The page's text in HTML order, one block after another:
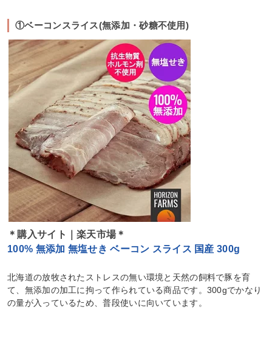
①ベーコンスライス(無添加・砂糖不使用)
＊購入サイト｜楽天市場＊
100% 無添加 無塩せき ベーコン スライス 国産 300g
北海道の放牧されたストレスの無い環境と天然の飼料で豚を育
て、無添加の加工に拘って作られている商品です。300gでかなり
の量が入っているため、普段使いに向いています。